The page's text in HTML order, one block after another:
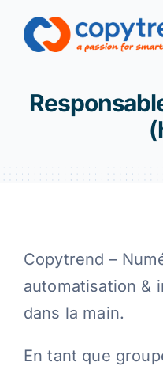
Print-Services
Links
Copytrend –
automatisation &
dans la main.
En tant que